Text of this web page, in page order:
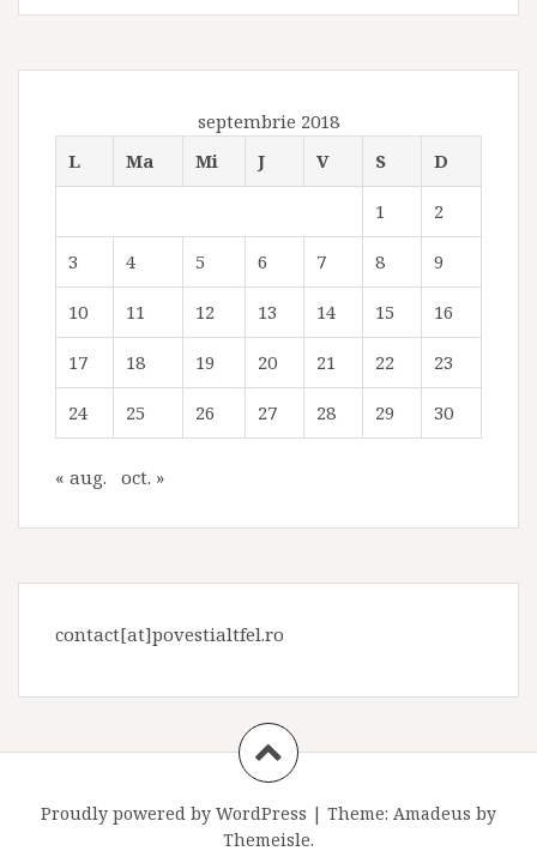
septembrie 2018
L
Ma Mi J V S D
1 2
3 4 5 6 7 8 9
10 11 12 13 14 15 16
17 18 19 20 21 22 23
24 25 26 27 28 29 30
« aug. oct. »
contact[at]povestialtfel.ro
Proudly powered by WordPress | Theme: Amadeus by
Themeisle.